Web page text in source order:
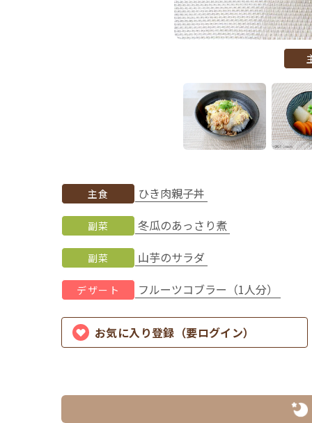
主食 ひき肉親子丼
副菜 冬瓜のあっさり煮
副菜 山芋のサラダ
デザート フルーツコブラー（1人分）
お気に入り登録（要ログイン）